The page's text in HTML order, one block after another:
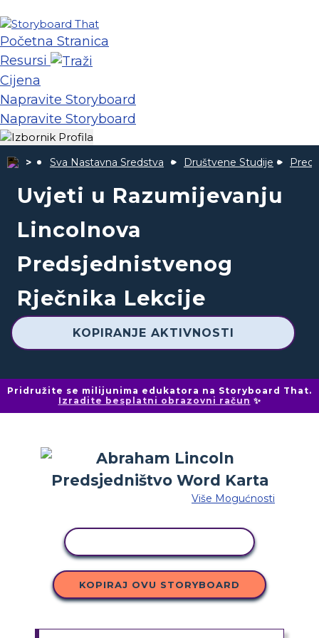
Početna Stranica
Resursi
Cijena
Napravite Storyboard
Napravite Storyboard
Sva Nastavna Sredstva Društvene Studije
Uvjeti u Razumijevanju
Lincolnova
Predsjednistvenog
Rječnika Lekcije
KOPIRANJE AKTIVNOSTI
Pridružite se milijunima edukatora na Storyboard That.
Izradite besplatni obrazovni račun ✨
Više Mogućnosti
KOPIRAJ OVU STORYBOARD